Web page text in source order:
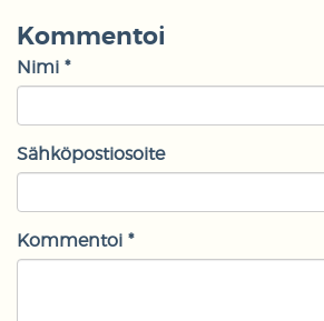
Kommentoi
Nimi *
Sähköpostiosoite
Kommentoi *